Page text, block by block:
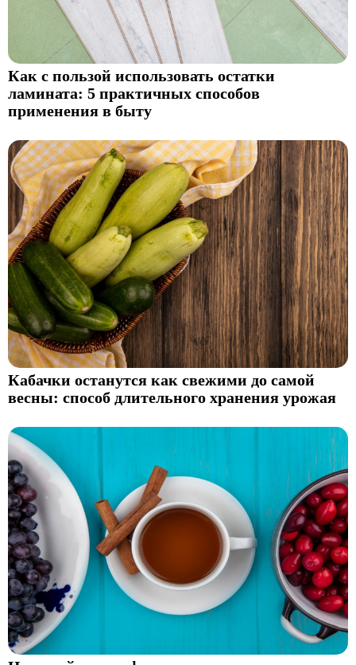
Как с пользой использовать остатки
ламината: 5 практичных способов
применения в быту
Кабачки останутся как свежими до самой
весны: способ длительного хранения урожая